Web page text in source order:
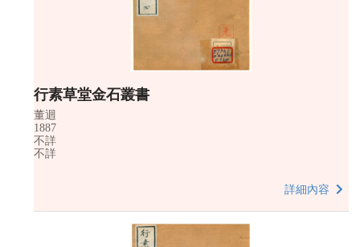
行素草堂金石叢書
董迴
1887
不詳
不詳
詳細內容